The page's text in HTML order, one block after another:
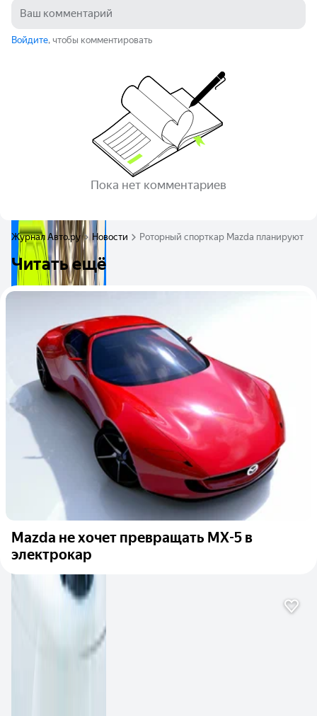
Войдите, чтобы комментировать
Пока нет комментариев
Журнал Авто.ру Новости Роторный спорткар Mazda планируют
Читать ещё
Mazda не хочет превращать MX-5 в
электрокар